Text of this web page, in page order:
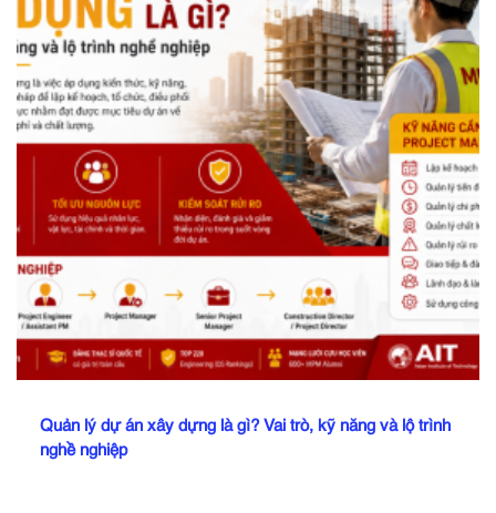
Quản lý dự án xây dựng là gì? Vai trò, kỹ năng và lộ trình
nghề nghiệp